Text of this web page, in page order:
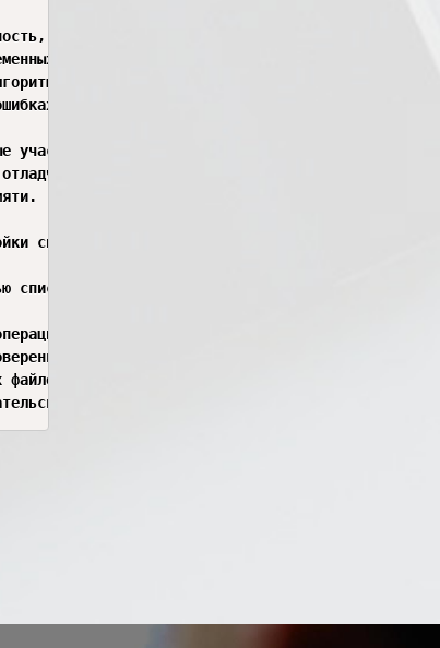
но крайне сложную для анализа человеком и
на бессмысленные последовательности
на сложные структуры ветвления,
в бинарном файле с помощью алгоритмов
кода в байт-код уникальной
(например, функции ⁠IsDebuggerPresent⁠).
системных политик безопасности.
списков контроля доступа (ACL — Access
системе настраивается подсистема
сертификатами (например, Microsoft,
чья контрольная сумма (SHA-256) не
каталогов с правами на запись, таких